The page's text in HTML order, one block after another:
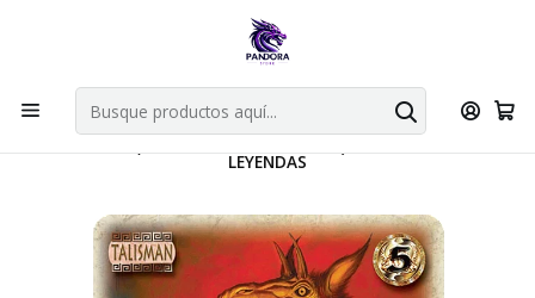
Por compras en cartas singles superiores a 49.990 el envio es
Explorar singles
Inicio TCG Mitos y Leyendas TCG Singles Primer Bloque MYL
Talisman
LEYENDAS